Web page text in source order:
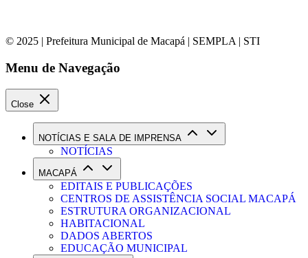
© 2025 | Prefeitura Municipal de Macapá | SEMPLA | STI
Menu de Navegação
Close
NOTÍCIAS E SALA DE IMPRENSA
NOTÍCIAS
MACAPÁ
EDITAIS E PUBLICAÇÕES
CENTROS DE ASSISTÊNCIA SOCIAL MACAPÁ
ESTRUTURA ORGANIZACIONAL
HABITACIONAL
DADOS ABERTOS
EDUCAÇÃO MUNICIPAL